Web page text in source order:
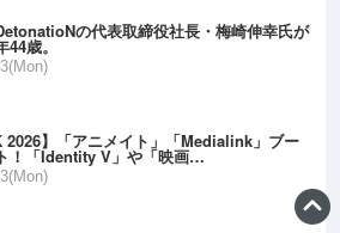
の代表取締役社長・梅崎伸幸氏が
歳。
2026】「アニメイト」「Medialink」ブー
！「Identity V」や「映画…